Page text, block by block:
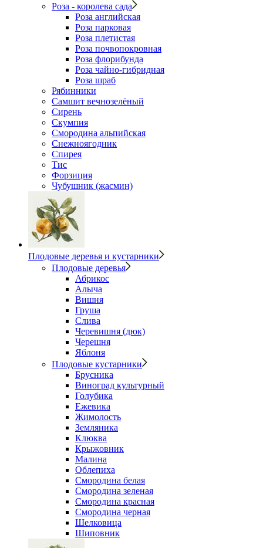
Роза - королева сада
Роза английская
Роза парковая
Роза плетистая
Роза почвопокровная
Роза флорибунда
Роза чайно-гибридная
Роза шраб
Рябинники
Самшит вечнозелёный
Сирень
Скумпия
Смородина альпийская
Снежноягодник
Спирея
Тис
Форзиция
Чубушник (жасмин)
Плодовые деревья и кустарники
Плодовые деревья
Абрикос
Алыча
Вишня
Груша
Слива
Черевишня (дюк)
Черешня
Яблоня
Плодовые кустарники
Брусника
Виноград культурный
Голубика
Ежевика
Жимолость
Земляника
Клюква
Крыжовник
Малина
Облепиха
Смородина белая
Смородина зеленая
Смородина красная
Смородина черная
Шелковица
Шиповник